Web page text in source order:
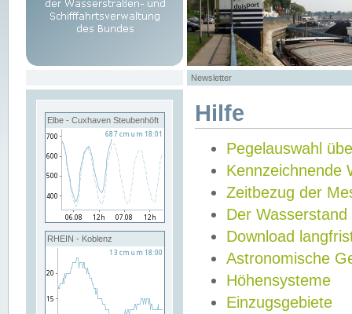
Newsletter
Elbe - Cuxhaven Steubenhöft
RHEIN - Koblenz
Hilfe
Pegelauswahl
Kennzeichnende
Zeitbezug der
Der Wasserstand
Download
Astronomische
Höhensysteme
Einzugsgebiete